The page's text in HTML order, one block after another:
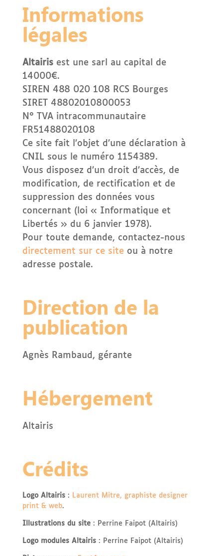
Informations
légales
Altairisest une sarl au capital de
14000€.
SIREN 488 020 108 RCS Bourges
SIRET 48802010800053
N° TVA intracommunautaire
FR51488020108
Ce site fait l’objet d’une déclaration à
CNIL sous le numéro 1154389.
Vous disposez d’un droit d’accès, de
modification, de rectification et de
suppression des données vous
concernant (loi « Informatique et
Libertés » du 6 janvier 1978).
Pour toute demande, contactez-nous
directement sur ce site ou à notre
adresse postale.
Direction de la
publication
Agnès Rambaud, gérante
Hébergement
Altairis
Crédits
Logo Altairis:
Laurent Mitre, graphiste designer
print & web.
Illustrations du site: Perrine Faipot (Altairis)
Logo modules Altairis: Perrine Faipot (Altairis)